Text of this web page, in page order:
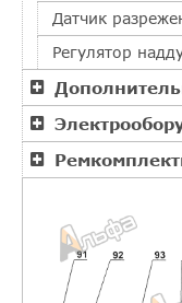
Датчик
Регулятор